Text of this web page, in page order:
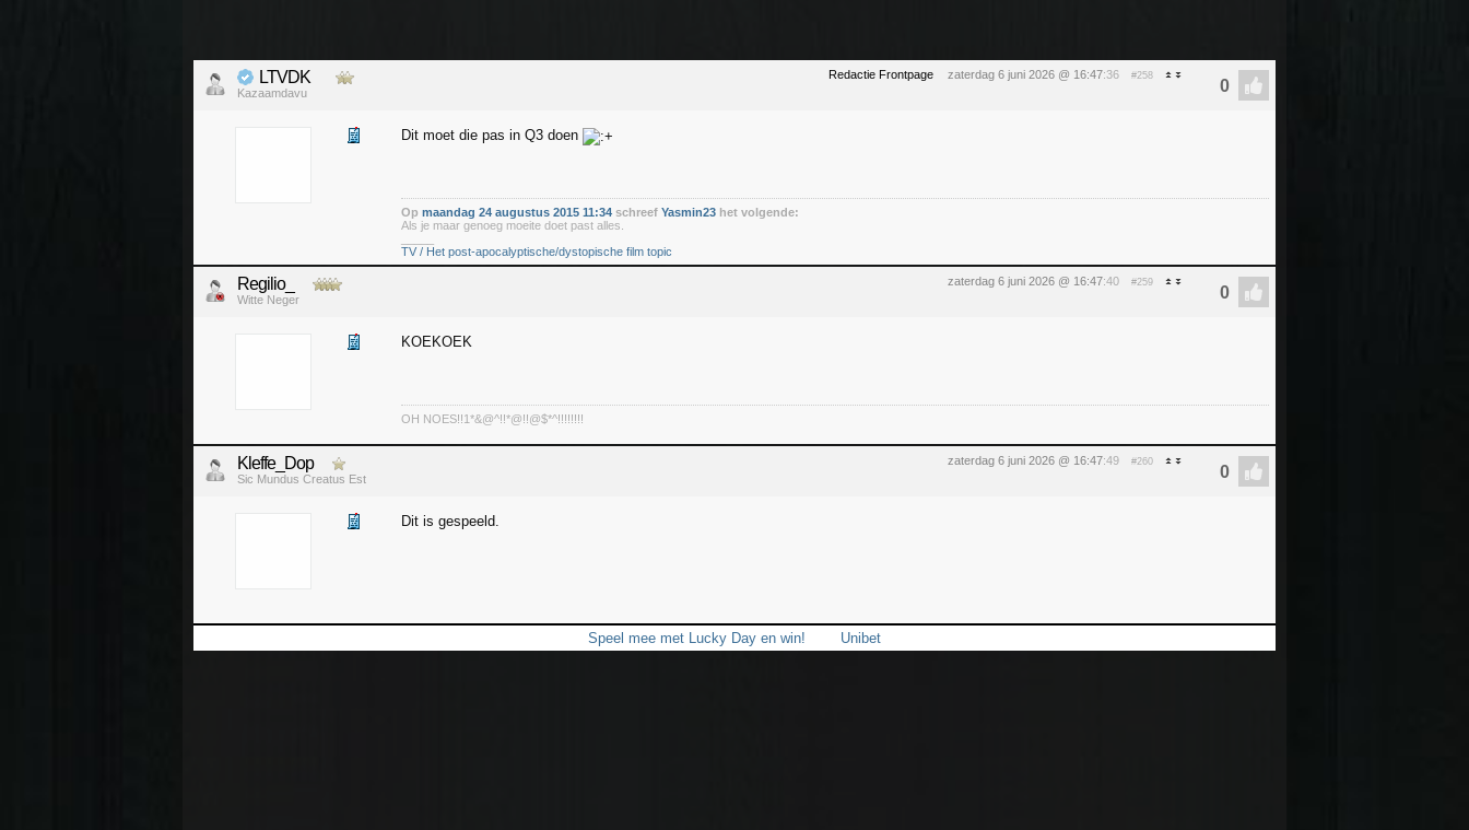
Redactie Frontpage zaterdag 6 juni 2026 @ 16:47:36 #258
LTVDK
Kazaamdavu
Dit moet die pas in Q3 doen
Op maandag 24 augustus 2015 11:34 schreef Yasmin23 het volgende:
Als je maar genoeg moeite doet past alles.
TV / Het post-apocalyptische/dystopische film topic
zaterdag 6 juni 2026 @ 16:47:40 #259
Regilio_
Witte Neger
KOEKOEK
OH NOES!!1*&@^!!*@!!@$*^!!!!!!!!
zaterdag 6 juni 2026 @ 16:47:49 #260
Kleffe_Dop
Sic Mundus Creatus Est
Dit is gespeeld.
Speel mee met Lucky Day en win! Unibet